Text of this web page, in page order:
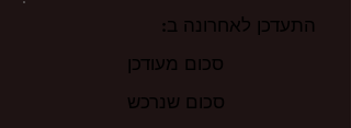
התעדכן לאחרונה ב:
סכום מעודכן
סכום שנרכש